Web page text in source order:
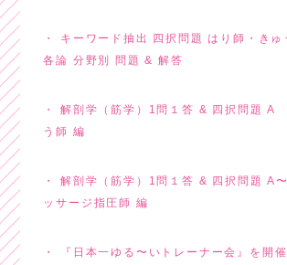
キーワード抽出 四択問題 はり師・きゅ
各論 分野別 問題 & 解答
解剖学（筋学）1問１答 & 四択問題 A
う師 編
解剖学（筋学）1問１答 & 四択問題 A
ッサージ指圧師 編
『日本一ゆる〜いトレーナー会』を開催